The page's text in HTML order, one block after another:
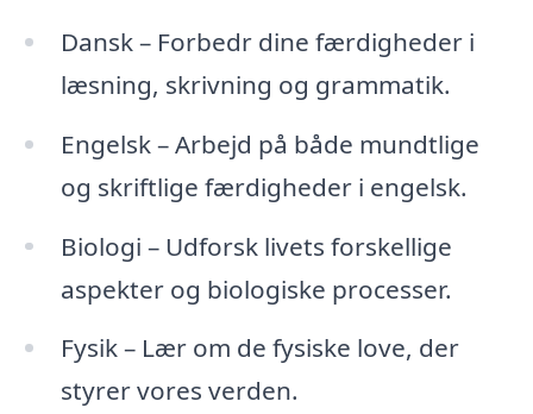
Dansk – Forbedr dine færdigheder i
læsning, skrivning og grammatik.
Engelsk – Arbejd på både mundtlige
og skriftlige færdigheder i engelsk.
Biologi – Udforsk livets forskellige
aspekter og biologiske processer.
Fysik – Lær om de fysiske love, der
styrer vores verden.